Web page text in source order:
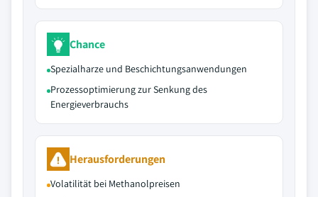
Chance
Spezialharze und Beschichtungsanwendungen
Prozessoptimierung zur Senkung des
Energieverbrauchs
Herausforderungen
Volatilität bei Methanolpreisen